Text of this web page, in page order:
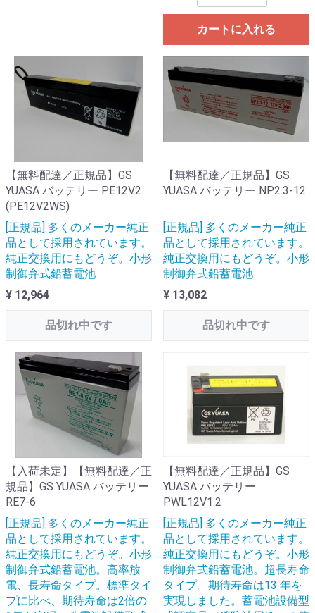
カートに入れる
【無料配達／正規品】GS
YUASA バッテリー PE12V2
(PE12V2WS)
[正規品] 多くのメーカー純正
品として採用されています。
純正交換用にもどうぞ。小形
制御弁式鉛蓄電池
¥ 12,964
品切れ中です
【無料配達／正規品】GS
YUASA バッテリー NP2.3-12
[正規品] 多くのメーカー純正
品として採用されています。
純正交換用にもどうぞ。小形
制御弁式鉛蓄電池
¥ 13,082
品切れ中です
【入荷未定】【無料配達／正
規品】GS YUASA バッテリー
RE7-6
[正規品] 多くのメーカー純正
品として採用されています。
純正交換用にもどうぞ。小形
制御弁式鉛蓄電池。高率放
電、長寿命タイプ。標準タイ
プに比べ、期待寿命は2倍の
【無料配達／正規品】GS
YUASA バッテリー
PWL12V1.2
[正規品] 多くのメーカー純正
品として採用されています。
純正交換用にもどうぞ。小形
制御弁式鉛蓄電池。超長寿命
タイプ。期待寿命は13 年を
実現しました。蓄電池設備型